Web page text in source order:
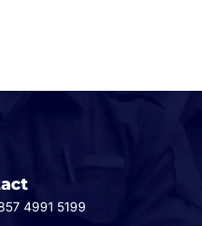
4991 5199